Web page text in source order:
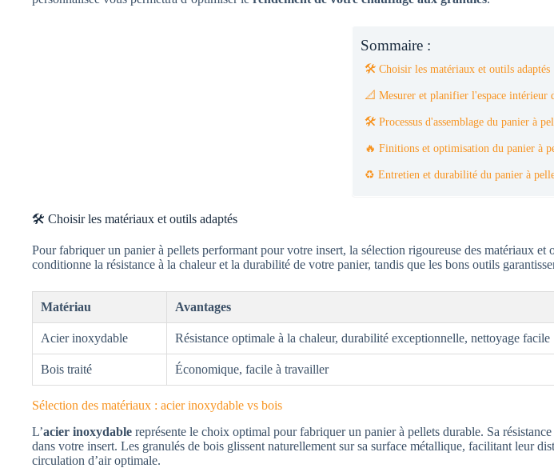
Sommaire :
🛠️ Choisir les matériaux et outils adaptés
📐 Mesurer et planifier l'espace intérieur
🛠️ Processus d'assemblage du panier à
🔥 Finitions et optimisation du panier à
♻️ Entretien et durabilité du panier à
🛠️ Choisir les matériaux et outils adaptés
Pour fabriquer un panier à pellets performant pour votre insert, la sélection rigoureuse des matériaux
conditionne la résistance à la chaleur et la durabilité de votre panier, tandis que les bons outils
Matériau Avantages
Acier inoxydable Résistance optimale à la chaleur, durabilité exceptionnelle, nettoyage facile
Bois traité Économique, facile à travailler
Sélection des matériaux : acier inoxydable vs bois
L’acier inoxydable représente le choix optimal pour fabriquer un panier à pellets durable. Sa
dans votre insert. Les granulés de bois glissent naturellement sur sa surface métallique, facilitant leur
circulation d’air optimale.